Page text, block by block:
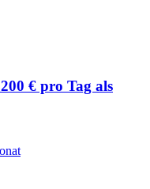
€ pro Tag als